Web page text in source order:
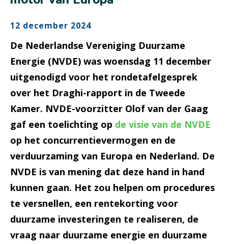
12 december 2024
De Nederlandse Vereniging Duurzame
Energie (NVDE) was woensdag 11 december
uitgenodigd voor het rondetafelgesprek
over het Draghi-rapport in de Tweede
Kamer. NVDE-voorzitter Olof van der Gaag
gaf een toelichting op de visie van de NVDE
op het concurrentievermogen en de
verduurzaming van Europa en Nederland. De
NVDE is van mening dat deze hand in hand
kunnen gaan. Het zou helpen om procedures
te versnellen, een rentekorting voor
duurzame investeringen te realiseren, de
vraag naar duurzame energie en duurzame